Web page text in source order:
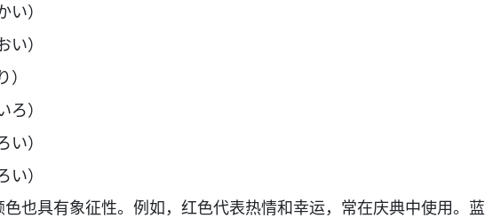
い）
い）
）
ろ）
い）
い）
色也具有象征性。例如，红色代表热情和幸运，常在庆典中使用。蓝